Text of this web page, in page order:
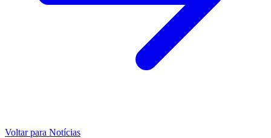
Voltar para Notícias